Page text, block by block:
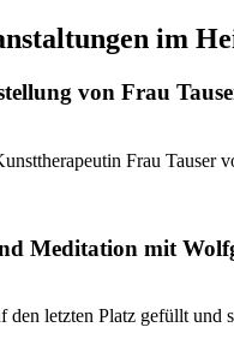
im
von Frau
Frau Tauser
Meditation mit
den letzten Platz gefüllt